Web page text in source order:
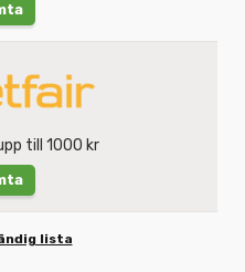
till 1000 kr
lista